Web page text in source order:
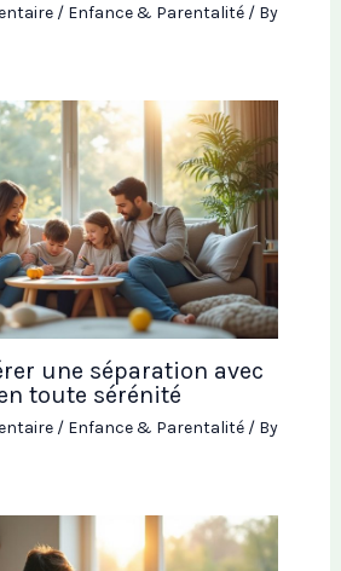
/ Enfance & Parentalité/ By
une séparation avec
toute sérénité
/ Enfance & Parentalité/ By